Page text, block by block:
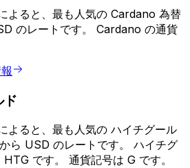
よると、最も人気の Cardano 為替
のレートです。 Cardano の通貨
ド
よると、最も人気の ハイチグール
ら USD のレートです。 ハイチグ
です。 通貨記号は G です。